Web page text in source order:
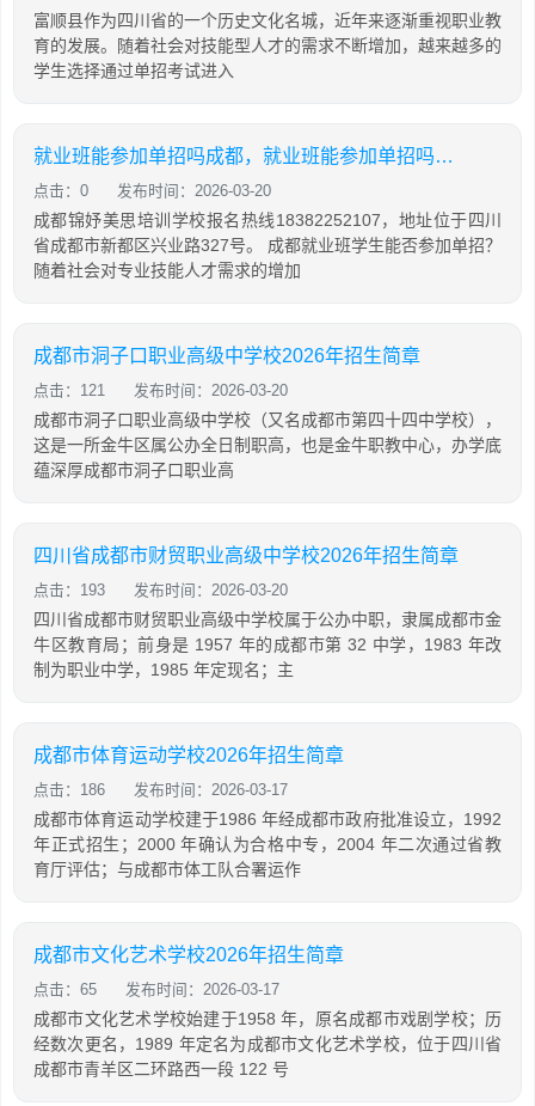
富顺县作为四川省的一个历史文化名城，近年来逐渐重视职业教
育的发展。随着社会对技能型人才的需求不断增加，越来越多的
学生选择通过单招考试进入
就业班能参加单招吗成都，就业班能参加单招吗成都市
点击：0 发布时间：2026-03-20
成都锦妤美思培训学校报名热线18382252107，地址位于四川
省成都市新都区兴业路327号。 成都就业班学生能否参加单招？
随着社会对专业技能人才需求的增加
成都市洞子口职业高级中学校2026年招生简章
点击：121 发布时间：2026-03-20
成都市洞子口职业高级中学校（又名成都市第四十四中学校），
这是一所金牛区属公办全日制职高，也是金牛职教中心，办学底
蕴深厚成都市洞子口职业高
四川省成都市财贸职业高级中学校2026年招生简章
点击：193 发布时间：2026-03-20
四川省成都市财贸职业高级中学校属于公办中职，隶属成都市金
牛区教育局；前身是 1957 年的成都市第 32 中学，1983 年改
制为职业中学，1985 年定现名；主
成都市体育运动学校2026年招生简章
点击：186 发布时间：2026-03-17
成都市体育运动学校建于1986 年经成都市政府批准设立，1992
年正式招生；2000 年确认为合格中专，2004 年二次通过省教
育厅评估；与成都市体工队合署运作
成都市文化艺术学校2026年招生简章
点击：65 发布时间：2026-03-17
成都市文化艺术学校始建于1958 年，原名成都市戏剧学校；历
经数次更名，1989 年定名为成都市文化艺术学校，位于四川省
成都市青羊区二环路西一段 122 号